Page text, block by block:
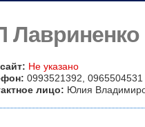
Не указано
0993521392, 0965504531
лицо: Юлия